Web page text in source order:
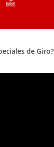
de Giro?